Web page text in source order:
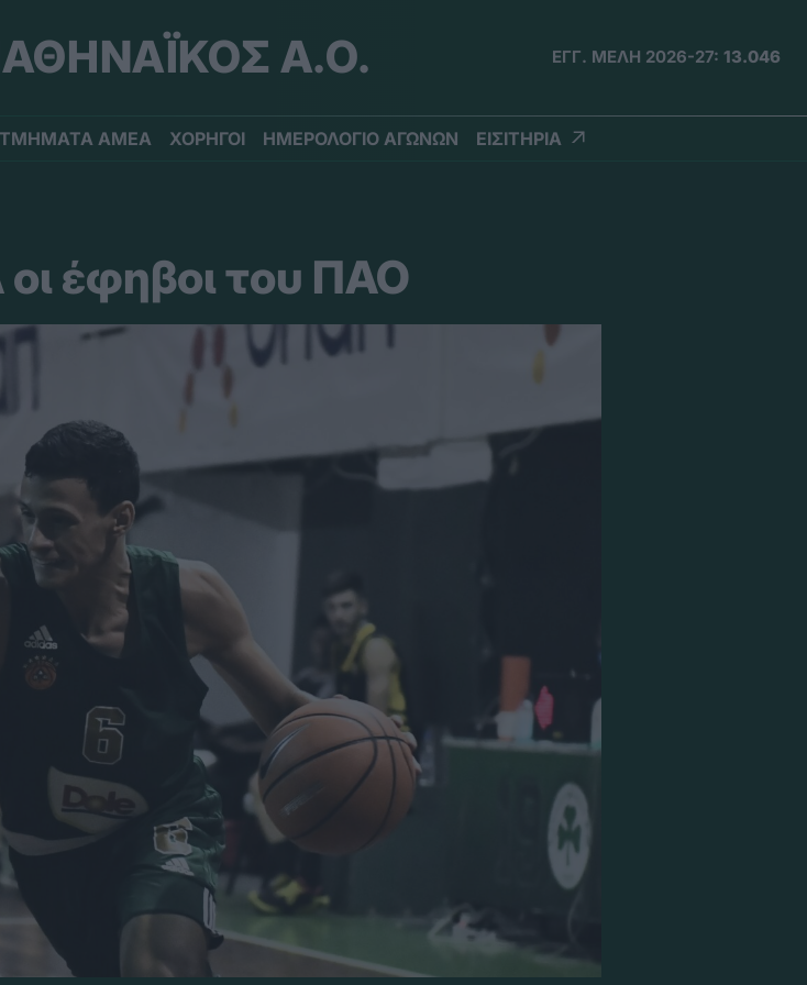
Α.Ο. ΕΓΓ. ΜΕΛΗ 2026-27: 13.046
ΤΜΗΜΑΤΑ ΑΜΕΑ ΧΟΡΗΓΟΙ ΗΜΕΡΟΛΟΓΙΟ ΑΓΩΝΩΝ ΕΙΣΙΤΗΡΙΑ
έφηβοι του ΠΑΟ